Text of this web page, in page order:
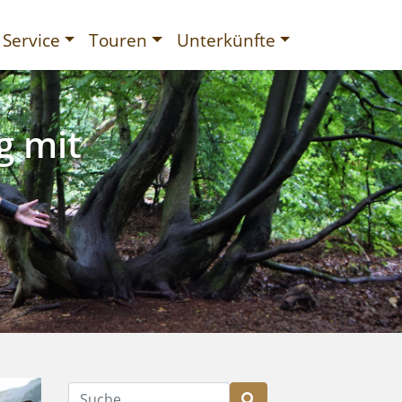
Service Touren Unterkünfte
mit
Suche